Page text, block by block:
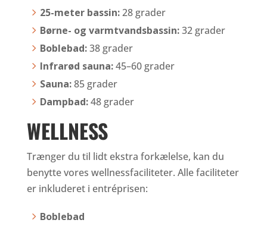
25-meter bassin:28 grader
Børne- og varmtvandsbassin:32 grader
Boblebad:38 grader
Infrarød sauna:45–60 grader
Sauna:85 grader
Dampbad:48 grader
WELLNESS
Trænger du til lidt ekstra forkælelse, kan du
benytte vores wellnessfaciliteter. Alle faciliteter
er inkluderet i entréprisen:
Boblebad